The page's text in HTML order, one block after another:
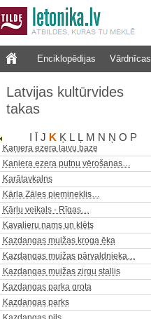
Enciklopēdijas Vārdnīcas
Latvijas kultūrvides
takas
J K Ķ L Ļ M N Ņ O P
Kājnieku tilts pār Gauju
Kalnagrestes dižliepa
Kalnciema ceļš Ozolpilī
Kalpaka tilts
Kaltenes akmeņainā jūrmala
Kaņiera ezera laivu bāze
Kaņiera ezera putnu vērošanas…
Karātavkalns
Kārļa Zāles piemineklis…
Kārļu veikals - Rīgas…
Kavalieru nams un klēts
Kazdangas muižas kroga ēka
Kazdangas muižas pārvaldnieka…
Kazdangas muižas zirgu stallis
Kazdangas parka grota
Kazdangas parks